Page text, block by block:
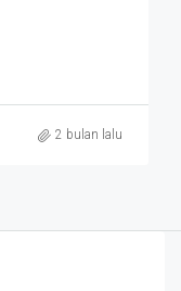
2 bulan lalu